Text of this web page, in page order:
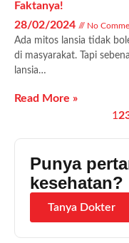
Faktanya!
28/02/2024
No
Ada mitos lansia tidak
di masyarakat. Tapi
lansia…
Read More »
1 2
Punya
kesehatan?
Tanya Dokter